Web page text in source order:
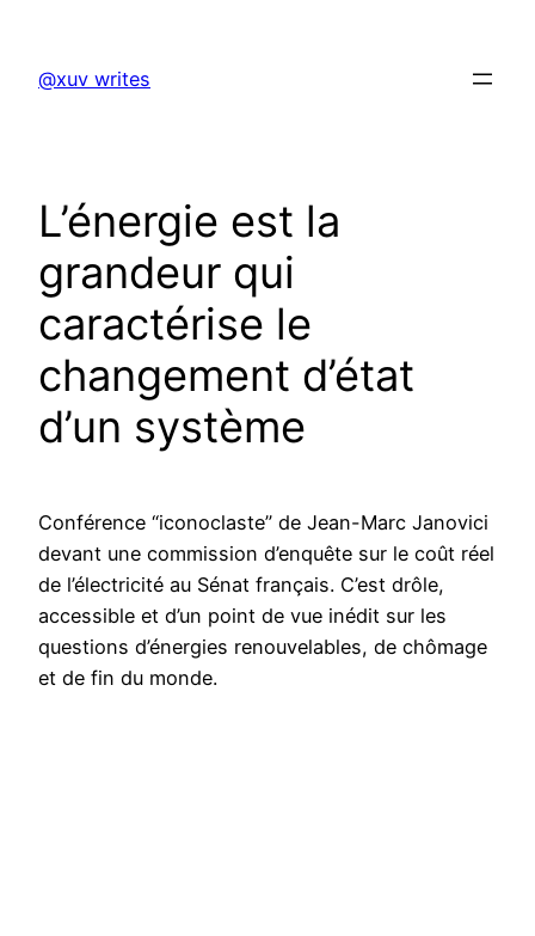
content
@xuv writes
L’énergie est la
grandeur qui
caractérise le
changement d’état
d’un système
Conférence “iconoclaste” de Jean-Marc Janovici
devant une commission d’enquête sur le coût réel
de l’électricité au Sénat français. C’est drôle,
accessible et d’un point de vue inédit sur les
questions d’énergies renouvelables, de chômage
et de fin du monde.